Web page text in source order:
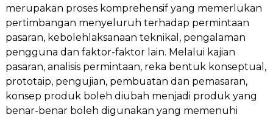
merupakan proses komprehensif yang memerlukan
pertimbangan menyeluruh terhadap permintaan
pasaran, kebolehlaksanaan teknikal, pengalaman
pengguna dan faktor-faktor lain. Melalui kajian
pasaran, analisis permintaan, reka bentuk konseptual,
prototaip, pengujian, pembuatan dan pemasaran,
konsep produk boleh diubah menjadi produk yang
benar-benar boleh digunakan yang memenuhi